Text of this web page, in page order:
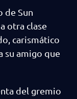
de Sun
otra clase
carismático
su amigo que
del gremio